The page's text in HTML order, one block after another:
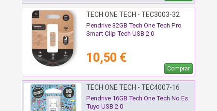
TECH ONE TECH - TEC3003-32
Pendrive 32GB Tech One Tech Pro
Smart Clip Tech USB 2.0
10,50 €
Comprar
TECH ONE TECH - TEC4007-16
Pendrive 16GB Tech One Tech No Es
Tuyo USB 2.0